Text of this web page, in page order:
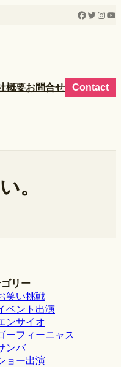
Facebook
Twitter
概要お問合せ Contact
。
ゴリー
笑い挑戦
ベント出演
ンサイオ
ーフィーニャス
ンバ
ョー出演